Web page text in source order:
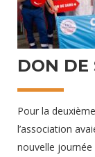
de la Protection
30 septembre
DON DE
Pour la
l’association
nouvelle journée